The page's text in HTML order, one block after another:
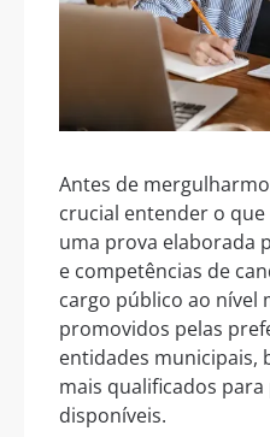
Antes de
crucial entender o que
uma prova elaborada
e competências de
cargo público ao nível
promovidos pelas
entidades municipais,
mais qualificados
disponíveis.